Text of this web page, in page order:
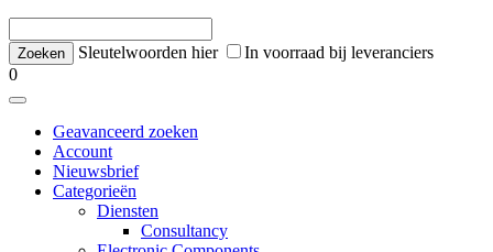
Sleutelwoorden hier
In voorraad bij leveranciers
0
Geavanceerd zoeken
Account
Nieuwsbrief
Categorieën
Diensten
Consultancy